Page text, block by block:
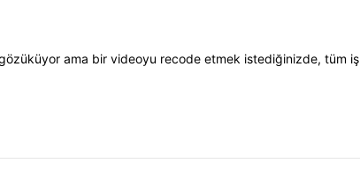
ama bir videoyu recode etmek istediğinizde, tüm